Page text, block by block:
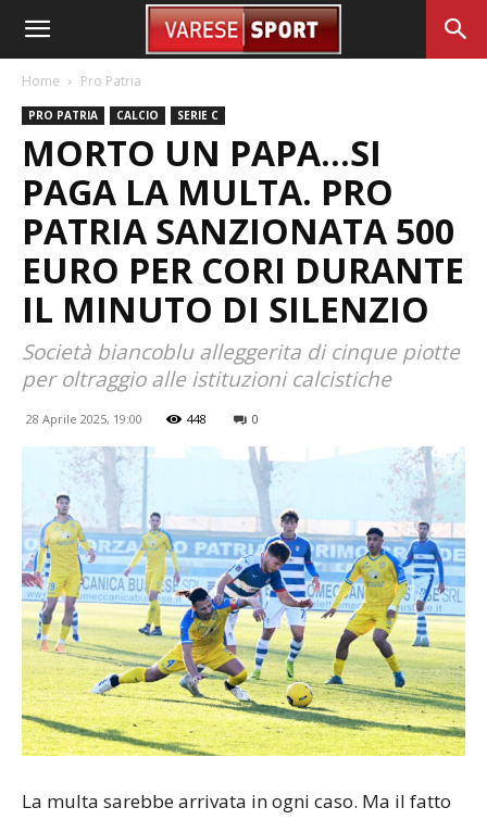
Home Pro Patria
PRO PATRIA CALCIO SERIE C
MORTO UN PAPA…SI
PAGA LA MULTA. PRO
PATRIA SANZIONATA 500
EURO PER CORI DURANTE
IL MINUTO DI SILENZIO
Società biancoblu alleggerita di cinque piotte
per oltraggio alle istituzioni calcistiche
28 Aprile 2025, 19:00 448 0
La multa sarebbe arrivata in ogni caso. Ma il fatto